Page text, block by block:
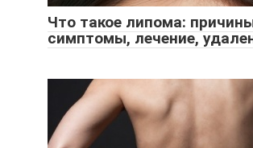
Что такое липома:
симптомы, лечение,